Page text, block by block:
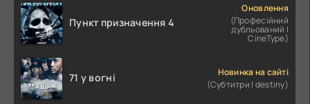
Пункт призначення 4
Оновлення
(Професійний
дубльований |
CineType)
71 у вогні
Новинка на сайті
(Субтитри | destiny)